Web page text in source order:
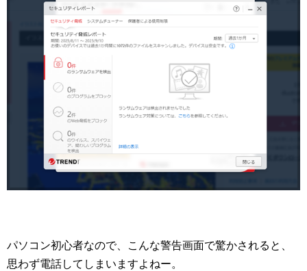
パソコン初心者なので、こんな警告画面で驚かされると、
思わず電話してしまいますよねー。